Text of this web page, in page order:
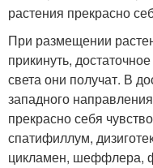
растения прекрасно
При размещении
прикинуть,
света они получат. В
западного
прекрасно себя
спатифиллум,
цикламен, шеффлера,